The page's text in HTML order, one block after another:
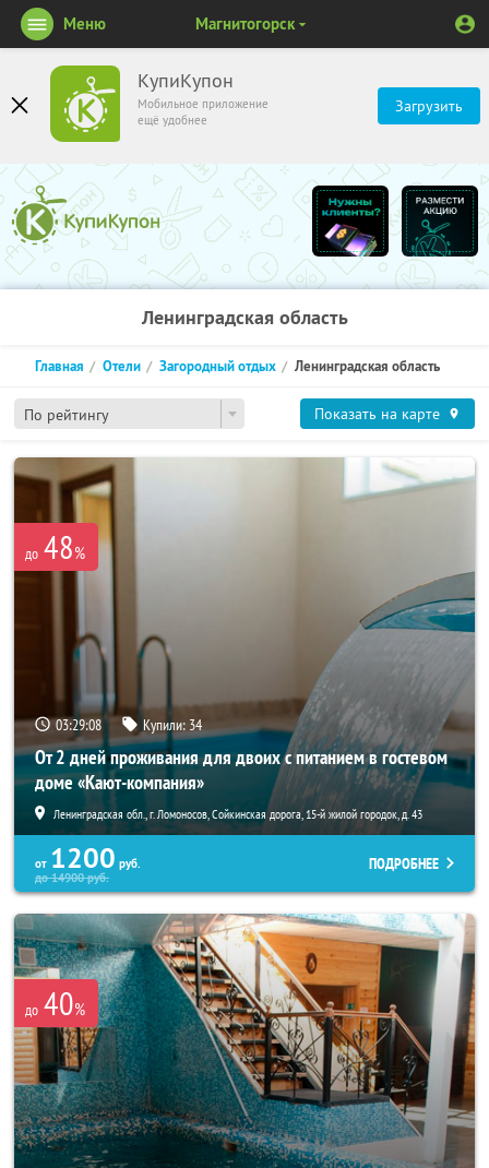
КупиКупон
Мобильное приложение
ещё удобнее
Загрузить
Меню Магнитогорск
Ленинградская область
По рейтингу
Главная Отели Загородный отдых Ленинградская область
Показать на карте
до 48%
03:29:08 Купили: 34
От 2 дней проживания для двоих с питанием в гостевом
доме «Кают-компания»
Ленинградская обл., г. Ломоносов, Сойкинская дорога, 15-й жилой городок, д. 43
от 1200 руб.
до14900руб.
ПОДРОБНЕЕ
до 40%